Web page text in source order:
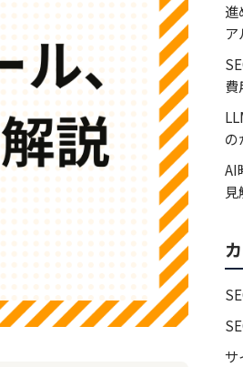
進
ア
費
の
AI
サ